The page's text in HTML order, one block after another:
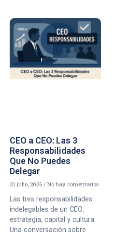
CEO a CEO: Las 3
Responsabilidades
Que No Puedes
Delegar
31 julio, 2026 No hay comentarios
Las tres responsabilidades
indelegables de un CEO:
estrategia, capital y cultura.
Una conversación sobre